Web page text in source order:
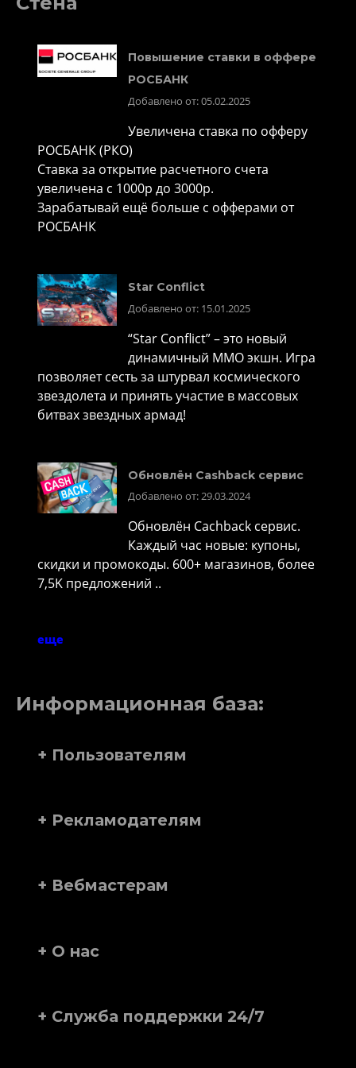
Повышение ставки в оффере
РОСБАНК
Добавлено от: 05.02.2025
Увеличена ставка по офферу
РОСБАНК (РКО)
Ставка за открытие расчетного счета
увеличена с 1000р до 3000р.
Зарабатывай ещё больше с офферами от
РОСБАНК
Star Conflict
Добавлено от: 15.01.2025
“Star Conflict” – это новый
динамичный MMO экшн. Игра
позволяет сесть за штурвал космического
звездолета и принять участие в массовых
битвах звездных армад!
Обновлён Cashback сервис
Добавлено от: 29.03.2024
Обновлён Cachback сервис.
Каждый час новые: купоны,
скидки и промокоды. 600+ магазинов, более
7,5K предложений ..
еще
Информационная база:
+ Пользователям
+ Рекламодателям
+ Вебмастерам
+ О нас
+ Служба поддержки 24/7